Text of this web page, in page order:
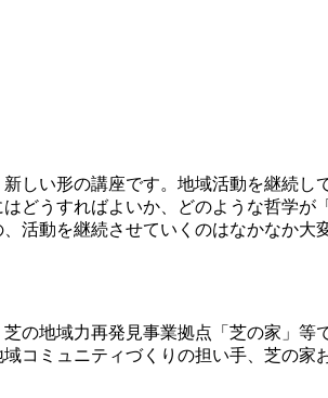
い形の講座です。地域活動を継続
どうすればよいか、どのような哲学
活動を継続させていくのはなかなか大
の地域力再発見事業拠点「芝の家」
コミュニティづくりの担い手、芝の家